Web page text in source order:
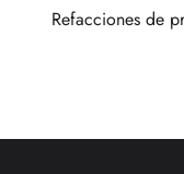
Refacciones de